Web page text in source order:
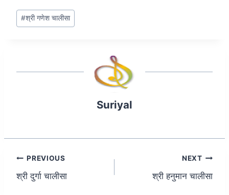
at
s
p
c
e
o
n
Post
Tags:
#श्री गणेश चालीसा
Suriyal
Post
navigation
PREVIOUS
श्री दुर्गा चालीसा
NEXT
श्री हनुमान चालीसा